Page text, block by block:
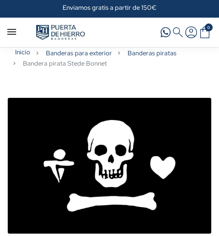
Enviamos gratis a partir de 150€
0
Inicio Banderas para exterior
Banderas piratas
Bandera pirata Stede Bonnet